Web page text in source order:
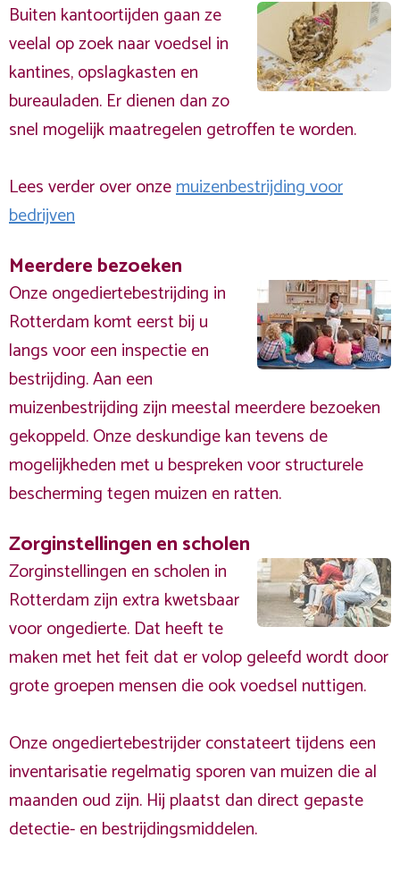
Buiten kantoortijden gaan ze
veelal op zoek naar voedsel in
kantines, opslagkasten en
bureauladen. Er dienen dan zo
snel mogelijk maatregelen getroffen te worden.
Lees verder over onzemuizenbestrijding voor
bedrijven
Meerdere bezoeken
Onze ongediertebestrijding in
Rotterdam komt eerst bij u
langs voor een inspectie en
bestrijding. Aan een
muizenbestrijding zijn meestal meerdere bezoeken
gekoppeld. Onze deskundige kan tevens de
mogelijkheden met u bespreken voor structurele
bescherming tegen muizen en ratten.
Zorginstellingen en scholen
Zorginstellingen en scholen in
Rotterdam zijn extra kwetsbaar
voor ongedierte. Dat heeft te
maken met het feit dat er volop geleefd wordt door
grote groepen mensen die ook voedsel nuttigen.
Onze ongediertebestrijder constateert tijdens een
inventarisatie regelmatig sporen van muizen die al
maanden oud zijn. Hij plaatst dan direct gepaste
detectie- en bestrijdingsmiddelen.